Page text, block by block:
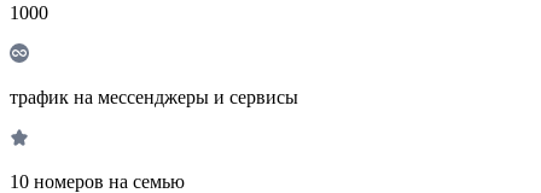
1000
трафик на мессенджеры и сервисы
10 номеров на семью